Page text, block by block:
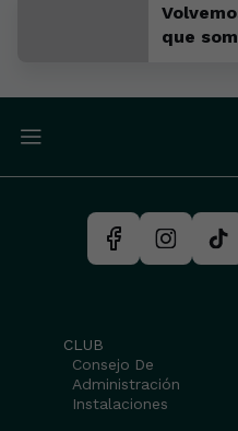
que
CLUB
Consejo De
Administración
Instalaciones